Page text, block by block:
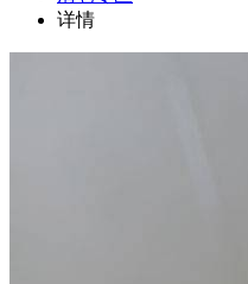
详情